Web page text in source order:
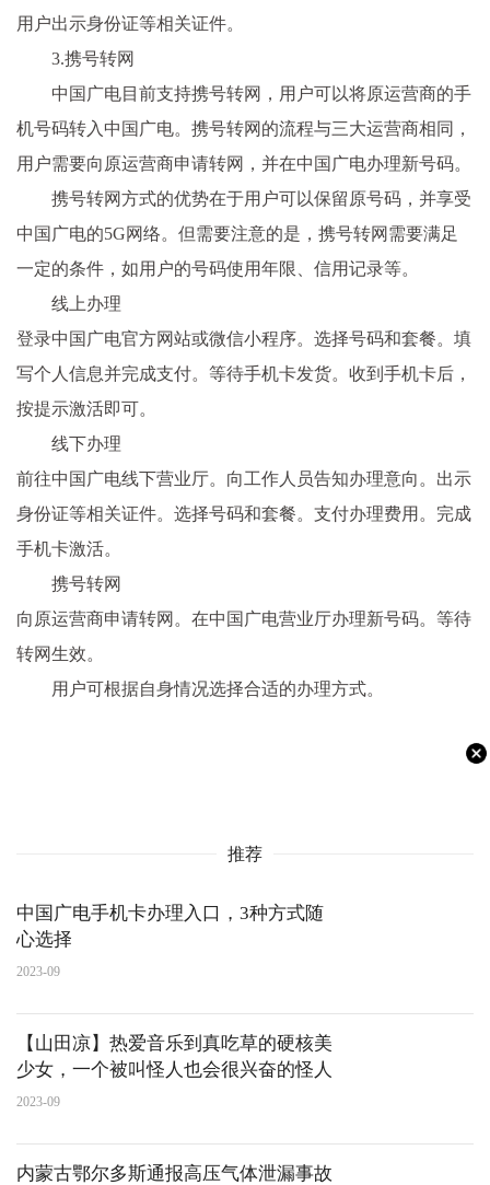
用户出示身份证等相关证件。
3.携号转网
中国广电目前支持携号转网，用户可以将原运营商的手
机号码转入中国广电。携号转网的流程与三大运营商相同，
用户需要向原运营商申请转网，并在中国广电办理新号码。
携号转网方式的优势在于用户可以保留原号码，并享受
中国广电的5G网络。但需要注意的是，携号转网需要满足
一定的条件，如用户的号码使用年限、信用记录等。
线上办理
登录中国广电官方网站或微信小程序。选择号码和套餐。填
写个人信息并完成支付。等待手机卡发货。收到手机卡后，
按提示激活即可。
线下办理
前往中国广电线下营业厅。向工作人员告知办理意向。出示
身份证等相关证件。选择号码和套餐。支付办理费用。完成
手机卡激活。
携号转网
向原运营商申请转网。在中国广电营业厅办理新号码。等待
转网生效。
用户可根据自身情况选择合适的办理方式。
推荐
中国广电手机卡办理入口，3种方式随
心选择
2023-09
【山田凉】热爱音乐到真吃草的硬核美
少女，一个被叫怪人也会很兴奋的怪人
2023-09
内蒙古鄂尔多斯通报高压气体泄漏事故